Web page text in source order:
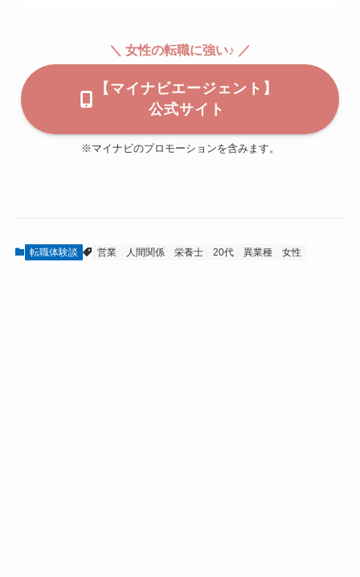
＼ 女性の転職に強い♪ ／
【マイナビエージェント】
公式サイト
※マイナビのプロモーションを含みます。
転職体験談 営業 人間関係 栄養士 20代 異業種 女性